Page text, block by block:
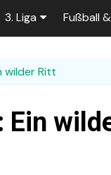
3. Liga
Spielplan
Aktuelle Serien
Fußball
wilder Ritt
Ein